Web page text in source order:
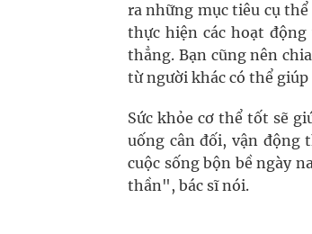
ra những mục tiêu cụ
thực hiện các hoạt
thẳng. Bạn cũng nên
từ người khác có thể
Sức khỏe cơ thể tốt sẽ
uống cân đối, vận động
cuộc sống bộn bề ngày
thần", bác sĩ nói.